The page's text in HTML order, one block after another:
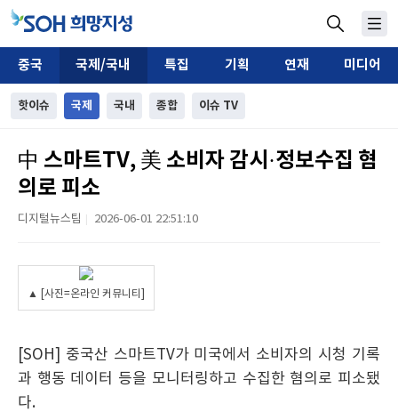
중국 국제/국내 특집 기획 연재 미디어
핫이슈 국제 국내 종합 이슈 TV
中 스마트TV, 美 소비자 감시·정보수집 혐
의로 피소
디지털뉴스팀 2026-06-01 22:51:10
▲ [사진=온라인 커뮤니티]
[SOH] 중국산 스마트TV가 미국에서 소비자의 시청 기록
과 행동 데이터 등을 모니터링하고 수집한 혐의로 피소됐
다.